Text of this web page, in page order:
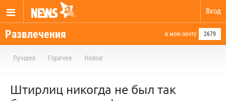
Вход
Развлечения в мою ленту 2679
Лучшее Горячее Новое
Штирлиц никогда не был так